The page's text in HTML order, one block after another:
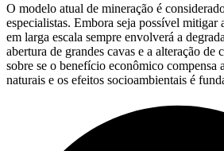
O modelo atual de mineração é
especialistas. Embora seja possível mitigar
em larga escala sempre envolverá a
abertura de grandes cavas e a alteração de
sobre se o benefício econômico compensa
naturais e os efeitos socioambientais é